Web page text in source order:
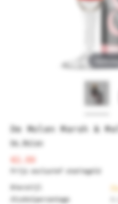
Tap to
De Molen Marsh &
De Molen
€2.99
Prijs exclusief statiegeld
Bierstijl
Alcoholpercentage